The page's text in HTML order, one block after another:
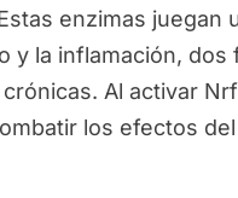
enzimas juegan
y la inflamación,
Al activar
los efectos